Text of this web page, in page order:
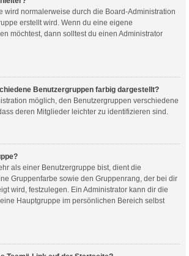
wird normalerweise durch die Board-Administration
erstellt wird. Wenn du eine eigene
möchtest, dann solltest du einen Administrator
Benutzergruppen farbig dargestellt?
möglich, den Benutzergruppen verschiedene
deren Mitglieder leichter zu identifizieren sind.
als einer Benutzergruppe bist, dient die
Gruppenfarbe sowie den Gruppenrang, der bei dir
wird, festzulegen. Ein Administrator kann dir die
Hauptgruppe im persönlichen Bereich selbst